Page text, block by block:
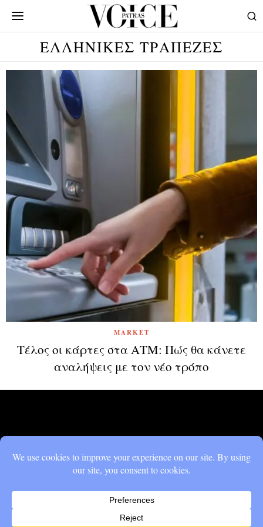
ΕΛΛΗΝΙΚΕΣ ΤΡΑΠΕΖΕΣ
MARKET
Τέλος οι κάρτες στα ΑΤΜ: Πώς θα κάνετε
αναλήψεις με τον νέο τρόπο